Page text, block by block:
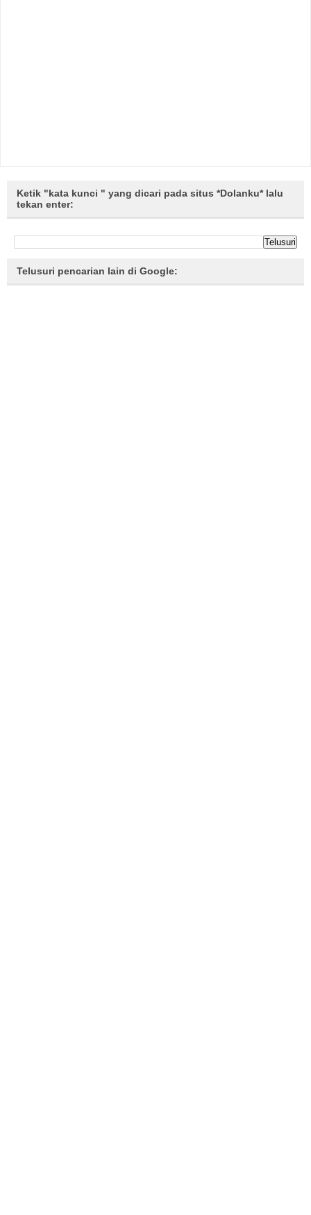
Ketik "kata kunci " yang dicari pada situs *Dolanku* lalu
tekan enter:
Telusuri pencarian lain di Google: